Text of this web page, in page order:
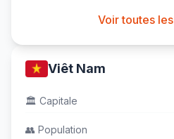
Voir toutes
Viêt Nam
🏛️ Capitale
👥 Population